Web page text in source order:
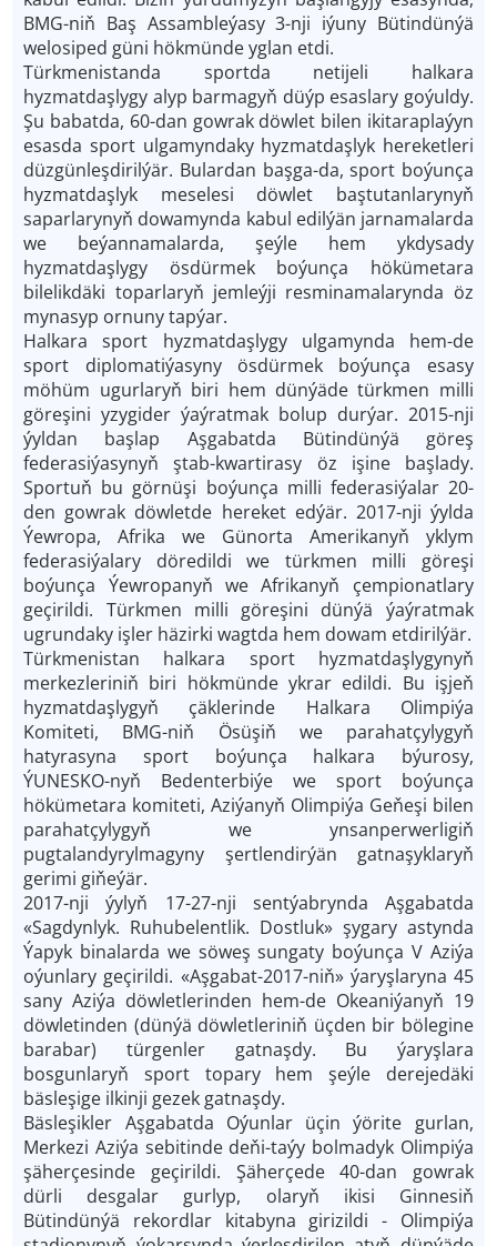
BMG-niň Baş Assambleýasy 3-nji iýuny Bütindünýä
welosiped güni hökmünde yglan etdi.
Türkmenistanda sportda netijeli halkara
hyzmatdaşlygy alyp barmagyň düýp esaslary goýuldy.
Şu babatda, 60-dan gowrak döwlet bilen ikitaraplaýyn
esasda sport ulgamyndaky hyzmatdaşlyk hereketleri
düzgünleşdirilýär. Bulardan başga-da, sport boýunça
hyzmatdaşlyk meselesi döwlet baştutanlarynyň
saparlarynyň dowamynda kabul edilýän jarnamalarda
we beýannamalarda, şeýle hem ykdysady
hyzmatdaşlygy ösdürmek boýunça hökümetara
bilelikdäki toparlaryň jemleýji resminamalarynda öz
mynasyp ornuny tapýar.
Halkara sport hyzmatdaşlygy ulgamynda hem-de
sport diplomatiýasyny ösdürmek boýunça esasy
möhüm ugurlaryň biri hem dünýäde türkmen milli
göreşini yzygider ýaýratmak bolup durýar. 2015-nji
ýyldan başlap Aşgabatda Bütindünýä göreş
federasiýasynyň ştab-kwartirasy öz işine başlady.
Sportuň bu görnüşi boýunça milli federasiýalar 20-
den gowrak döwletde hereket edýär. 2017-nji ýylda
Ýewropa, Afrika we Günorta Amerikanyň yklym
federasiýalary döredildi we türkmen milli göreşi
boýunça Ýewropanyň we Afrikanyň çempionatlary
geçirildi. Türkmen milli göreşini dünýä ýaýratmak
ugrundaky işler häzirki wagtda hem dowam etdirilýär.
Türkmenistan halkara sport hyzmatdaşlygynyň
merkezleriniň biri hökmünde ykrar edildi. Bu işjeň
hyzmatdaşlygyň çäklerinde Halkara Olimpiýa
Komiteti, BMG-niň Ösüşiň we parahatçylygyň
hatyrasyna sport boýunça halkara býurosy,
ÝUNESKO-nyň Bedenterbiýe we sport boýunça
hökümetara komiteti, Aziýanyň Olimpiýa Geňeşi bilen
parahatçylygyň we ynsanperwerligiň
pugtalandyrylmagyny şertlendirýän gatnaşyklaryň
gerimi giňeýär.
2017-nji ýylyň 17-27-nji sentýabrynda Aşgabatda
«Sagdynlyk. Ruhubelentlik. Dostluk» şygary astynda
Ýapyk binalarda we söweş sungaty boýunça V Aziýa
oýunlary geçirildi. «Aşgabat-2017-niň» ýaryşlaryna 45
sany Aziýa döwletlerinden hem-de Okeaniýanyň 19
döwletinden (dünýä döwletleriniň üçden bir bölegine
barabar) türgenler gatnaşdy. Bu ýaryşlara
bosgunlaryň sport topary hem şeýle derejedäki
bäsleşige ilkinji gezek gatnaşdy.
Bäsleşikler Aşgabatda Oýunlar üçin ýörite gurlan,
Merkezi Aziýa sebitinde deňi-taýy bolmadyk Olimpiýa
şäherçesinde geçirildi. Şäherçede 40-dan gowrak
dürli desgalar gurlyp, olaryň ikisi Ginnesiň
Bütindünýä rekordlar kitabyna girizildi - Olimpiýa